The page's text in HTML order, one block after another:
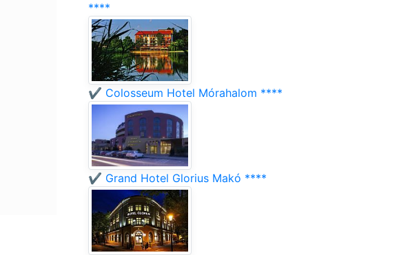
****
✔️ Colosseum Hotel Mórahalom ****
✔️ Grand Hotel Glorius Makó ****